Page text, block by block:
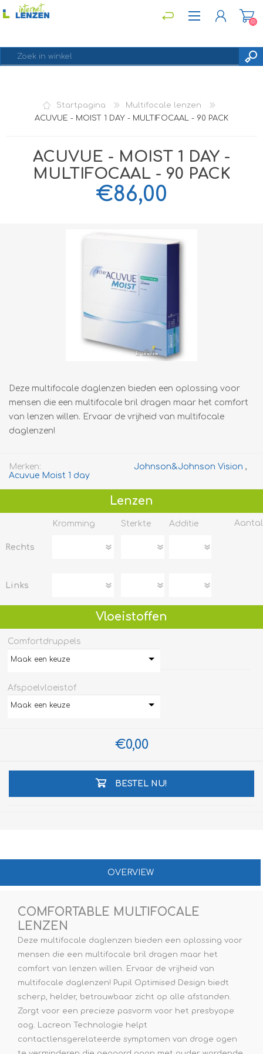
INLOGGEN
(0)
Startpagina
Multifocale lenzen
ACUVUE - MOIST 1 DAY - MULTIFOCAAL - 90 PACK
ACUVUE - MOIST 1 DAY -
MULTIFOCAAL - 90 PACK
€86,00
Deze multifocale daglenzen bieden een oplossing voor
mensen die een multifocale bril dragen maar het comfort
van lenzen willen. Ervaar de vrijheid van multifocale
daglenzen!
Merken: Johnson&Johnson Vision ,
Acuvue Moist 1 day
Lenzen
Kromming Sterkte Additie Aantal
Rechts
Links
Vloeistoffen
Comfortdruppels
Maak een keuze
Afspoelvloeistof
Maak een keuze
€0,00
BESTEL NU!
OVERVIEW
COMFORTABLE MULTIFOCALE
LENZEN
Deze multifocale daglenzen bieden een oplossing voor
mensen die een multifocale bril dragen maar het
comfort van lenzen willen. Ervaar de vrijheid van
multifocale daglenzen! Pupil Optimised Design biedt
scherp, helder, betrouwbaar zicht op alle afstanden.
Zorgt voor een precieze pasvorm voor het presbyope
oog. Lacreon Technologie helpt
contactlensgerelateerde symptomen van droge ogen